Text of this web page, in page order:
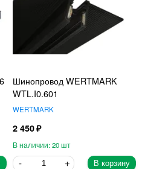
Шинопровод WERTMARK
WTL.I0.601
WERTMARK
2 450
20
В корзину